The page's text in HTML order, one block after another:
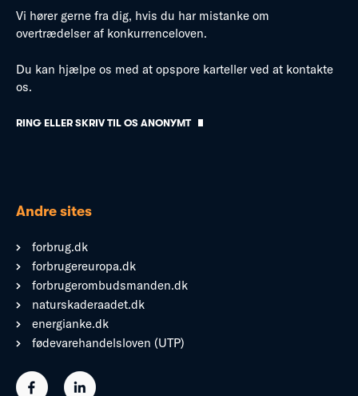
Vi hører gerne fra dig, hvis du har mistanke om
overtrædelser af konkurrenceloven.
Du kan hjælpe os med at opspore karteller ved at kontakte
os.
RING ELLER SKRIV TIL OS ANONYMT
Andre sites
forbrug.dk
forbrugereuropa.dk
forbrugerombudsmanden.dk
naturskaderaadet.dk
energianke.dk
fødevarehandelsloven (UTP)